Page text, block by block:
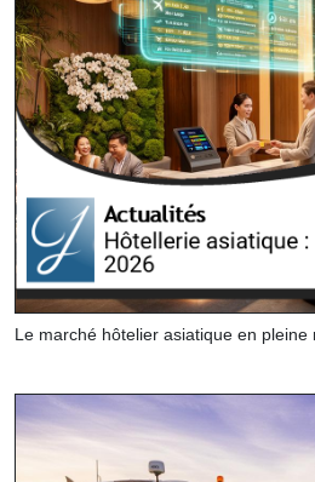
Le marché hôtelier asiatique en pleine